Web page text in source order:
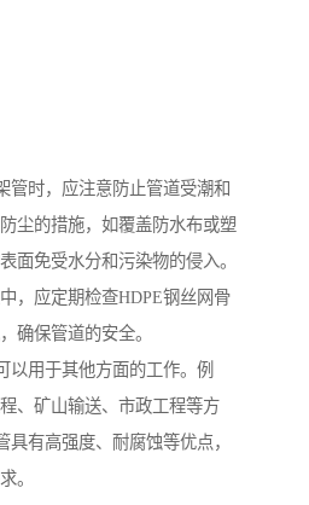
管时，应注意防止管道受潮和
尘的措施，如覆盖防水布或塑
面免受水分和污染物的侵入。
，应定期检查HDPE钢丝网骨
确保管道的安全。
以用于其他方面的工作。例
、矿山输送、市政工程等方
具有高强度、耐腐蚀等优点，
。